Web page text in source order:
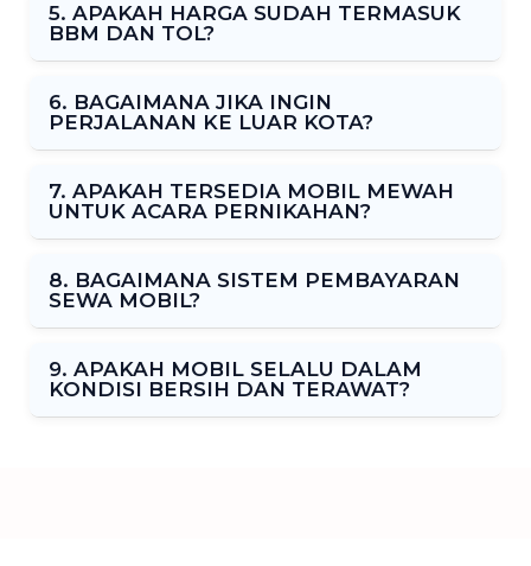
5. APAKAH HARGA SUDAH TERMASUK
BBM DAN TOL?
6. BAGAIMANA JIKA INGIN
PERJALANAN KE LUAR KOTA?
7. APAKAH TERSEDIA MOBIL MEWAH
UNTUK ACARA PERNIKAHAN?
8. BAGAIMANA SISTEM PEMBAYARAN
SEWA MOBIL?
9. APAKAH MOBIL SELALU DALAM
KONDISI BERSIH DAN TERAWAT?